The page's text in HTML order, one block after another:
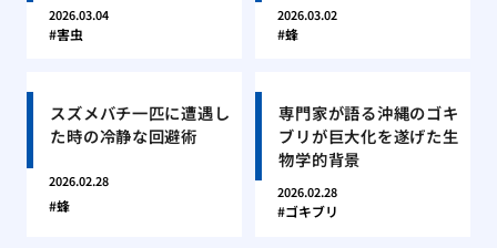
2026.03.04
害虫
2026.03.02
蜂
スズメバチ一匹に遭遇し
た時の冷静な回避術
2026.02.28
蜂
専門家が語る沖縄のゴキ
ブリが巨大化を遂げた生
物学的背景
2026.02.28
ゴキブリ